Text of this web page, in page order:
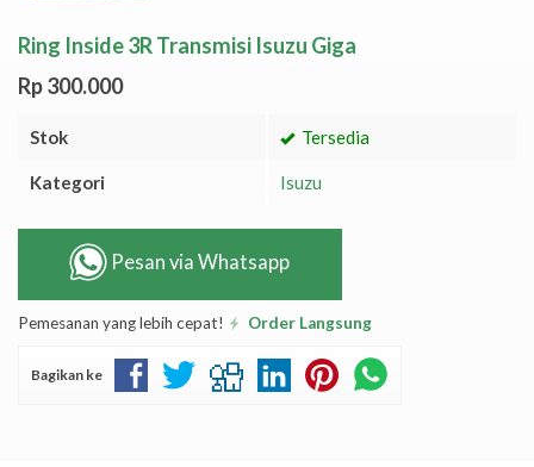
Ring Inside 3R Transmisi Isuzu Giga
Rp 300.000
Stok Tersedia
Kategori Isuzu
Pesan via Whatsapp
Pemesanan yang lebih cepat! Order Langsung
Bagikan ke